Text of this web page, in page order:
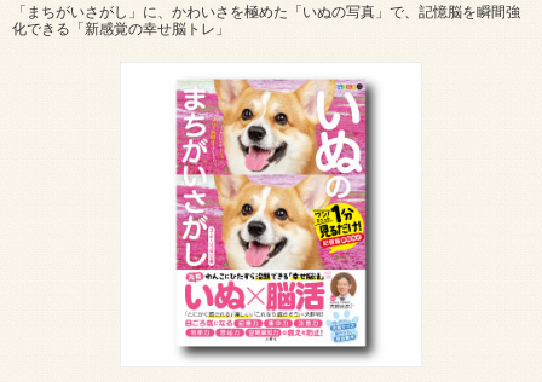
「まちがいさがし」に、かわいさを極めた「いぬの写真」で、記憶脳を瞬間強
化できる「新感覚の幸せ脳トレ」